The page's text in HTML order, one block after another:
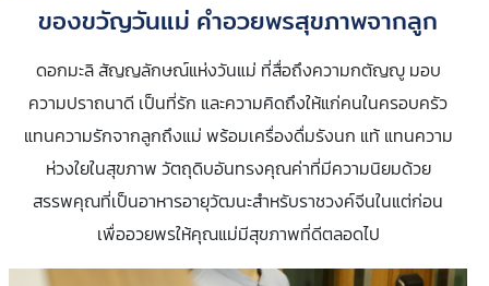
ของขวัญวันแม่ คำอวยพรสุขภาพจากลูก
ดอกมะลิ สัญญลักษณ์แห่งวันแม่ ที่สื่อถึงความกตัญญู มอบ
ความปราถนาดี เป็นที่รัก และความคิดถึงให้แก่คนในครอบครัว
แทนความรักจากลูกถึงแม่ พร้อมเครื่องดื่มรังนก แท้ แทนความ
ห่วงใยในสุขภาพ วัตถุดิบอันทรงคุณค่าที่มีความนิยมด้วย
สรรพคุณที่เป็นอาหารอายุวัฒนะสำหรับราชวงค์จีนในแต่ก่อน
เพื่ออวยพรให้คุณแม่มีสุขภาพที่ดีตลอดไป